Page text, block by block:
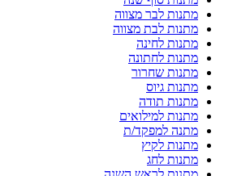
מתנות לבר מצווה
מתנות לבת מצווה
מתנות לחינה
מתנות לחתונה
מתנות שחרור
מתנות גיוס
מתנות תודה
מתנות למילואים
מתנה למפקד/ת
מתנות לקיץ
מתנות לחג